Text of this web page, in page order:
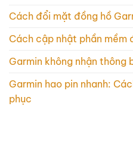
Cách đổi mặt đồng hồ
Cách cập nhật phần mềm
Garmin không nhận thông
Garmin hao pin nhanh:
phục